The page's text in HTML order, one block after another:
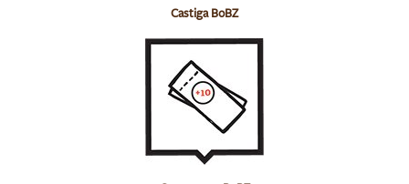
Castiga BoBZ